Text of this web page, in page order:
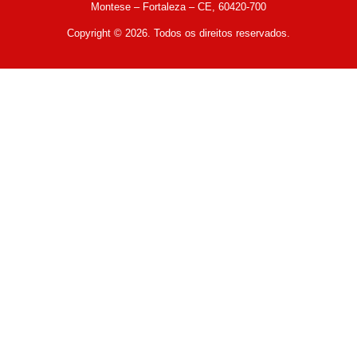
Montese – Fortaleza – CE, 60420-700
Copyright © 2026. Todos os direitos reservados.